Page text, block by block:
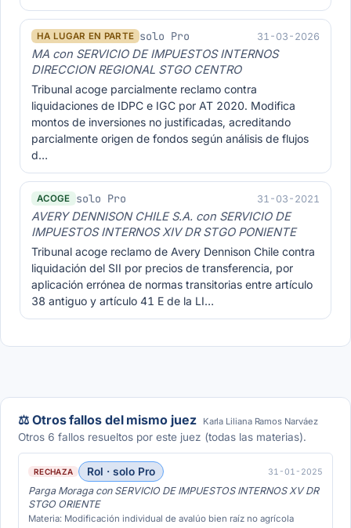
HA LUGAR EN PARTE solo Pro 31-03-2026
MA con SERVICIO DE IMPUESTOS INTERNOS
DIRECCION REGIONAL STGO CENTRO
Tribunal acoge parcialmente reclamo contra
liquidaciones de IDPC e IGC por AT 2020. Modifica
montos de inversiones no justificadas, acreditando
parcialmente origen de fondos según análisis de flujos
d…
ACOGE solo Pro 31-03-2021
AVERY DENNISON CHILE S.A. con SERVICIO DE
IMPUESTOS INTERNOS XIV DR STGO PONIENTE
Tribunal acoge reclamo de Avery Dennison Chile contra
liquidación del SII por precios de transferencia, por
aplicación errónea de normas transitorias entre artículo
38 antiguo y artículo 41 E de la LI…
⚖️ Otros fallos del mismo juez Karla Liliana Ramos Narváez
Otros 6 fallos resueltos por este juez (todas las materias).
RECHAZA Rol · solo Pro 31-01-2025
Parga Moraga con SERVICIO DE IMPUESTOS INTERNOS XV DR
STGO ORIENTE
Materia: Modificación individual de avalúo bien raíz no agrícola